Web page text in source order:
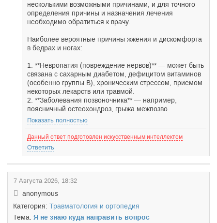
несколькими возможными причинами, и для точного
определения причины и назначения лечения
необходимо обратиться к врачу.
Наиболее вероятные причины жжения и дискомфорта
в бедрах и ногах:
1. **Невропатия (повреждение нервов)** — может быть
связана с сахарным диабетом, дефицитом витаминов
(особенно группы B), хроническим стрессом, приемом
некоторых лекарств или травмой.
2. **Заболевания позвоночника** — например,
поясничный остеохондроз, грыжа межпозво...
Показать полностью
Данный ответ подготовлен искусственным интеллектом
Ответить
7 Августа 2026, 18:32
anonymous
Категория: Травматология и ортопедия
Тема: Я не знаю куда направить вопрос